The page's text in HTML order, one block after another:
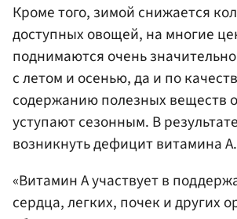
Кроме того, зимой снижается
доступных овощей, на многие
поднимаются очень
с летом и осенью, да и по
содержанию полезных веществ
уступают сезонным. В
возникнуть дефицит витамина А.
«Витамин А участвует в
сердца, легких, почек и других